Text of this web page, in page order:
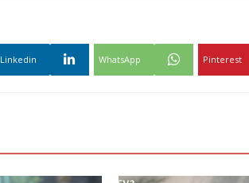
Pinterest
WhatsApp
Linkedin